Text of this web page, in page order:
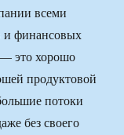
всеми
и финансовых
— это хорошо
продуктовой
потоки
без своего